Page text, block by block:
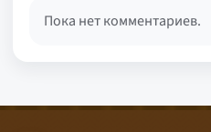
Пока нет комментариев.